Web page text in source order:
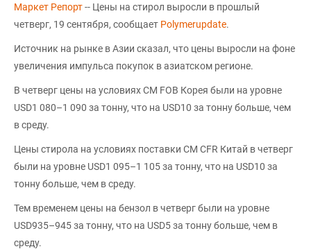
Маркет Репорт-- Цены на стирол выросли в прошлый
четверг, 19 сентября, сообщает Polymerupdate.
Источник на рынке в Азии сказал, что цены выросли на фоне
увеличения импульса покупок в азиатском регионе.
В четверг цены на условиях СМ FOB Корея были на уровне
USD1 080–1 090 за тонну, что на USD10 за тонну больше, чем
в среду.
Цены стирола на условиях поставки СМ CFR Китай в четверг
были на уровне USD1 095–1 105 за тонну, что на USD10 за
тонну больше, чем в среду.
Тем временем цены на бензол в четверг были на уровне
USD935–945 за тонну, что на USD5 за тонну больше, чем в
среду.